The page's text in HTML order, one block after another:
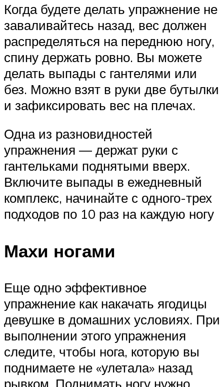
Когда будете делать упражнение не
заваливайтесь назад, вес должен
распределяться на переднюю ногу,
спину держать ровно. Вы можете
делать выпады с гантелями или
без. Можно взят в руки две бутылки
и зафиксировать вес на плечах.
Одна из разновидностей
упражнения ― держат руки с
гантельками поднятыми вверх.
Включите выпады в ежедневный
комплекс, начинайте с одного-трех
подходов по 10 раз на каждую ногу
Махи ногами
Еще одно эффективное
упражнение как накачать ягодицы
девушке в домашних условиях. При
выполнении этого упражнения
следите, чтобы нога, которую вы
поднимаете не «улетала» назад
рывком. Поднимать ногу нужно